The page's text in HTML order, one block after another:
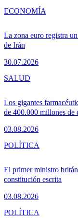
La zona euro registra
de Irán
30.07.2026
ECONOMÍA
Los gigantes
de 400.000 millones de
03.08.2026
SALUD
El primer ministro
constitución escrita
03.08.2026
POLÍTICA
POLÍTICA